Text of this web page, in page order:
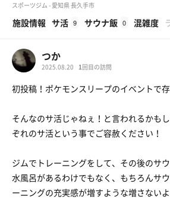
スポーツジム - 愛知県 長久手市
施設情報 サ活 9 サウナ飯 0 混雑度
つか
2025.08.20 1 回目の訪問
初投稿！ポケモンスリープのイベントで存
そんなのサ活じゃねぇ！と言われるかも
ぞれのサ活という事でご容赦ください！
ジムでトレーニングをして、その後のサ
水風呂があるわけでもなく、もちろんサ
ーニングの充実感が増すような増さない